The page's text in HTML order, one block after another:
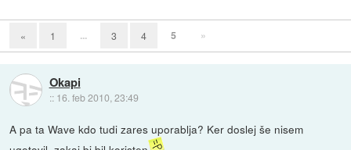
« 1 ... 3 4 5 »
Okapi
:: 16. feb 2010, 23:49
A pa ta Wave kdo tudi zares uporablja? Ker doslej še nisem